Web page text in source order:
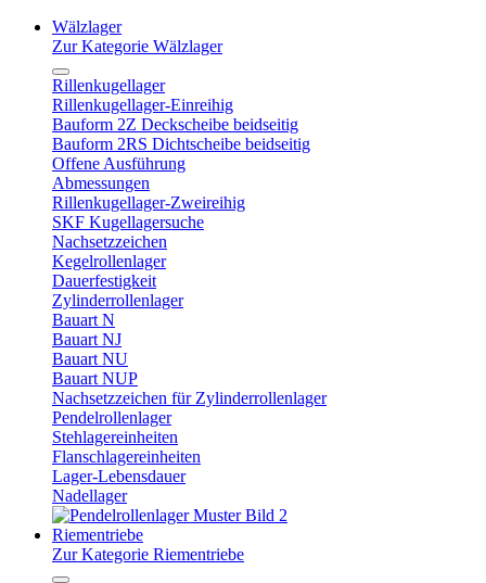
Wälzlager
Zur Kategorie Wälzlager
Rillenkugellager
Rillenkugellager-Einreihig
Bauform 2Z Deckscheibe beidseitig
Bauform 2RS Dichtscheibe beidseitig
Offene Ausführung
Abmessungen
Rillenkugellager-Zweireihig
SKF Kugellagersuche
Nachsetzzeichen
Kegelrollenlager
Dauerfestigkeit
Zylinderrollenlager
Bauart N
Bauart NJ
Bauart NU
Bauart NUP
Nachsetzzeichen für Zylinderrollenlager
Pendelrollenlager
Stehlagereinheiten
Flanschlagereinheiten
Lager-Lebensdauer
Nadellager
Riementriebe
Zur Kategorie Riementriebe